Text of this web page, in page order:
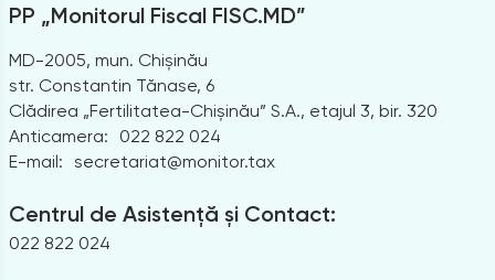
PP „Monitorul Fiscal FISC.MD”
MD-2005, mun. Chișinău
str. Constantin Tănase, 6
Clădirea „Fertilitatea-Chișinău” S.A., etajul 3, bir. 320
Anticamera:
022 822 024
E-mail: secretariat@monitor.tax
Centrul de Asistență și Contact:
022 822 024